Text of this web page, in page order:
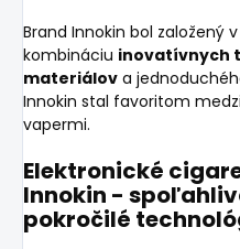
Brand Innokin bol založený
kombináciu inovatívnych
materiálov a
Innokin stal favoritom
vapermi.
Elektronické
Innokin -
pokročilé